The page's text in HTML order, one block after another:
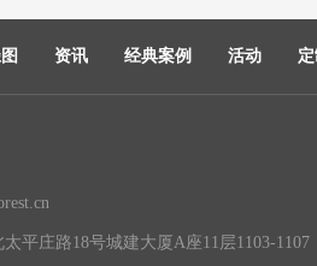
资讯 经典案例 活动
平庄路18号城建大厦A座11层1103-1107